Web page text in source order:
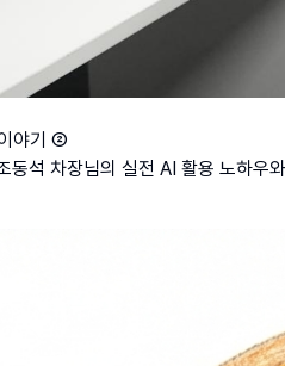
야기 ②
동석 차장님의 실전 AI 활용 노하우